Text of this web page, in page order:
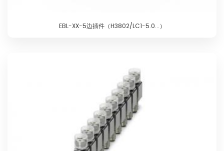
EBL-XX-5边插件（H3802/LC1-5.0...）